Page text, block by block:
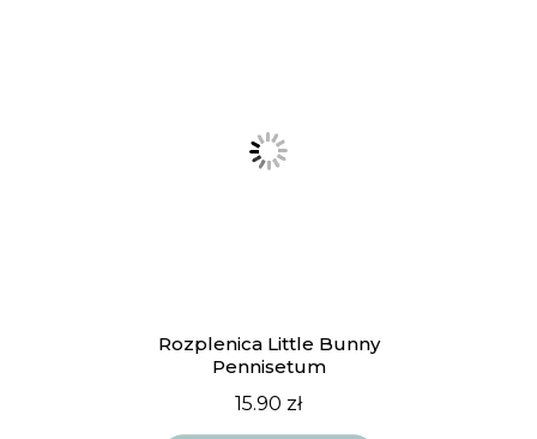
Rozplenica Little Bunny
Pennisetum
15.90 zł